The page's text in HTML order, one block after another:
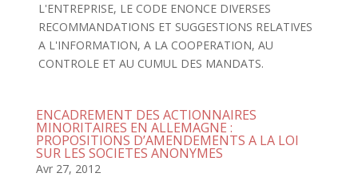
L'ENTREPRISE, LE CODE ENONCE DIVERSES
RECOMMANDATIONS ET SUGGESTIONS RELATIVES
A L'INFORMATION, A LA COOPERATION, AU
CONTROLE ET AU CUMUL DES MANDATS.
ENCADREMENT DES ACTIONNAIRES
MINORITAIRES EN ALLEMAGNE :
PROPOSITIONS D’AMENDEMENTS A LA LOI
SUR LES SOCIETES ANONYMES
Avr 27, 2012